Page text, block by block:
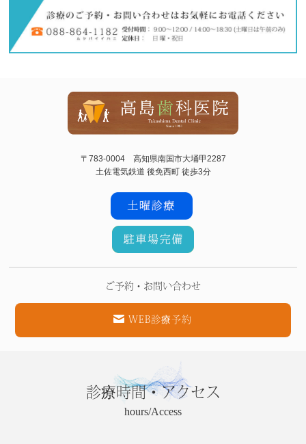
〒783-0004 高知県南国市大埇甲2287
土佐電気鉄道 後免西町 徒歩3分
ご予約・お問い合わせ
WEB診療予約
診療時間・アクセス
hours/Access